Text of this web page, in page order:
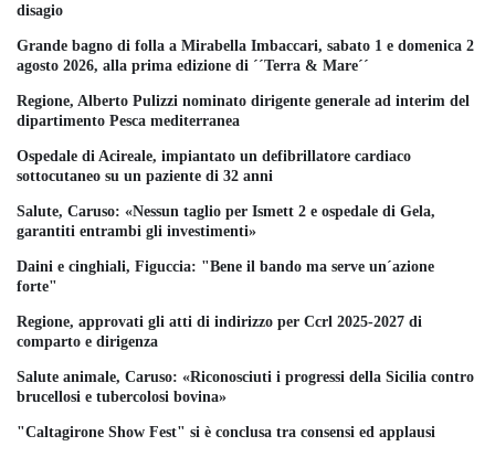
disagio
Grande bagno di folla a Mirabella Imbaccari, sabato 1 e domenica 2
agosto 2026, alla prima edizione di ´´Terra & Mare´´
Regione, Alberto Pulizzi nominato dirigente generale ad interim del
dipartimento Pesca mediterranea
Ospedale di Acireale, impiantato un defibrillatore cardiaco
sottocutaneo su un paziente di 32 anni
Salute, Caruso: «Nessun taglio per Ismett 2 e ospedale di Gela,
garantiti entrambi gli investimenti»
Daini e cinghiali, Figuccia: "Bene il bando ma serve un´azione
forte"
Regione, approvati gli atti di indirizzo per Ccrl 2025-2027 di
comparto e dirigenza
Salute animale, Caruso: «Riconosciuti i progressi della Sicilia contro
brucellosi e tubercolosi bovina»
"Caltagirone Show Fest" si è conclusa tra consensi ed applausi